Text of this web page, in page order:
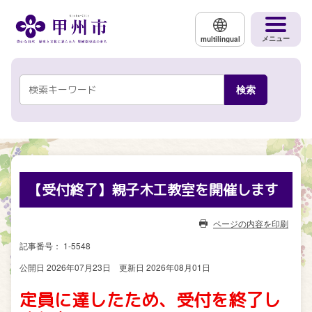
multilingual メニュー
【受付終了】親子木工教室を開催します
ページの内容を印刷
記事番号： 1-5548
公開日 2026年07月23日
更新日 2026年08月01日
定員に達したため、受付を終了し